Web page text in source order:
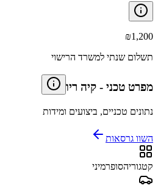
₪1,200
תשלום שנתי למשרד הרישוי
מפרט טכני - קיה ריו
נתונים טכניים, ביצועים ומידות
השוו גרסאות
קטגוריהסופרמיני